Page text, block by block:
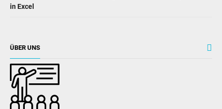
in Excel
ÜBER UNS